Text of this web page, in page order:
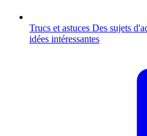
Trucs et astuces Des sujets
idées intéressantes